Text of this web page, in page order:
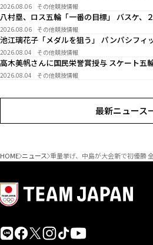
2026.08.06 その他競技情報
八村塁、ロス五輪「一番の目標」 バスケ、
2026.08.06 その他競技情報
池江璃花子「メダルを狙う」 パンパシフィ
2026.08.04 その他競技情報
高木美帆さんに国民栄誉賞授与 スケート五
2026.08.04 その他競技情報
最新ニュース
HOME ニュース 重量挙げ、中島が大会新で初優勝